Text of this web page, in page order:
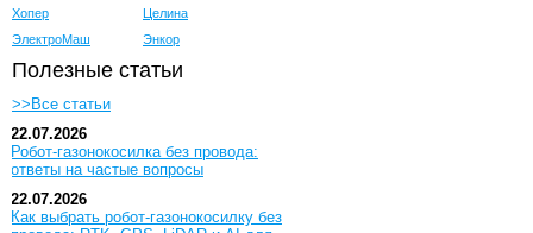
Хопер
Целина
ЭлектроМаш
Энкор
Полезные статьи
>>Все статьи
22.07.2026
Робот-газонокосилка без провода:
ответы на частые вопросы
22.07.2026
Как выбрать робот-газонокосилку без